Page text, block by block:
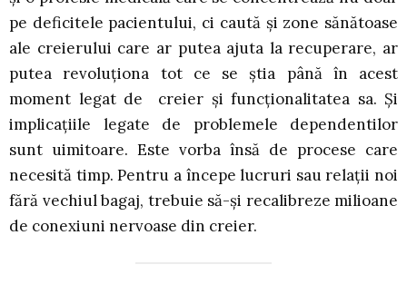
pe deficitele pacientului, ci caută și zone sănătoase
ale creierului care ar putea ajuta la recuperare, ar
putea revoluționa tot ce se știa până în acest
moment legat de creier și funcționalitatea sa. Și
implicațiile legate de problemele dependentilor
sunt uimitoare. Este vorba însă de procese care
necesită timp. Pentru a începe lucruri sau relații noi
fără vechiul bagaj, trebuie să-și recalibreze milioane
de conexiuni nervoase din creier.